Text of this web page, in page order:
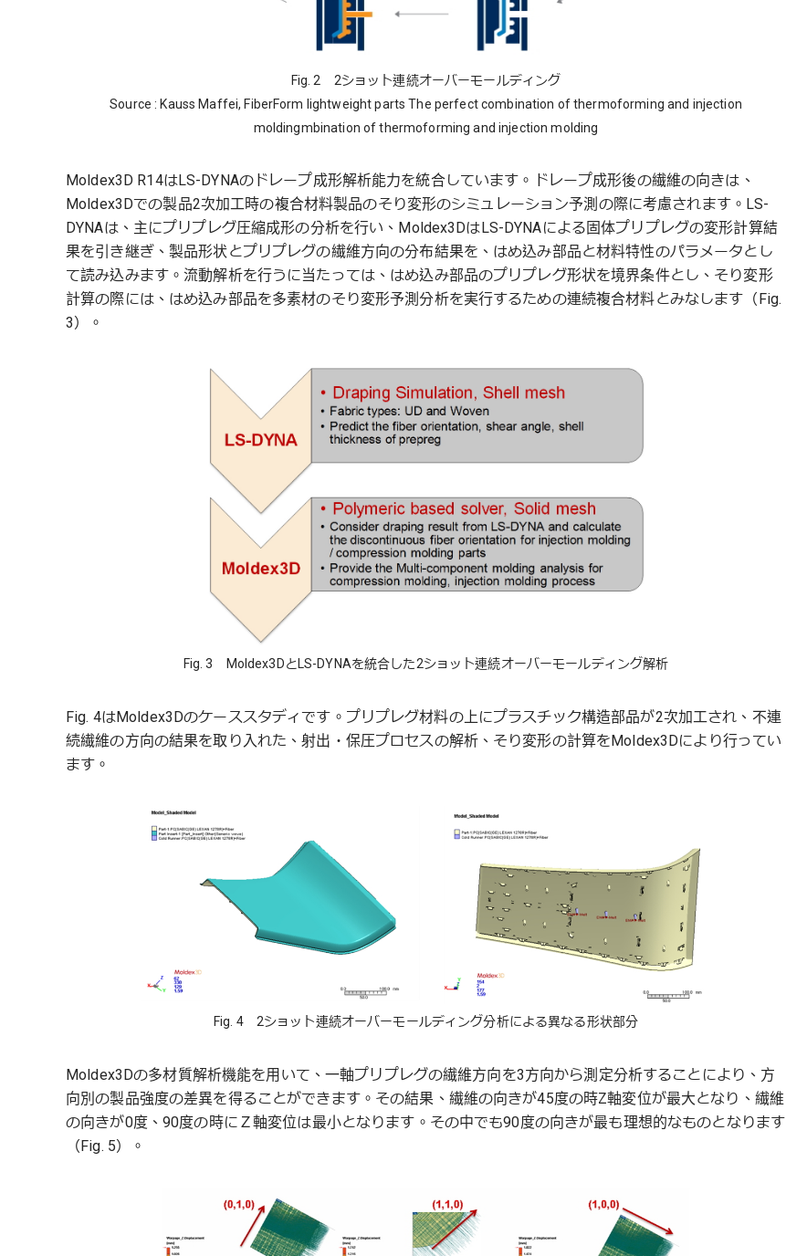
Fig. 2 2ショット連続オーバーモールディング
Source : Kauss Maffei, FiberForm lightweight parts The perfect combination of thermoforming and injection
moldingmbination of thermoforming and injection molding
Moldex3D R14はLS-DYNAのドレープ成形解析能力を統合しています。ドレープ成形後の繊維の向きは、
Moldex3Dでの製品2次加工時の複合材料製品のそり変形のシミュレーション予測の際に考慮されます。LS-
DYNAは、主にプリプレグ圧縮成形の分析を行い、Moldex3DはLS-DYNAによる固体プリプレグの変形計算結
果を引き継ぎ、製品形状とプリプレグの繊維方向の分布結果を、はめ込み部品と材料特性のパラメータとし
て読み込みます。流動解析を行うに当たっては、はめ込み部品のプリプレグ形状を境界条件とし、そり変形
計算の際には、はめ込み部品を多素材のそり変形予測分析を実行するための連続複合材料とみなします（Fig.
3）。
Fig. 3 Moldex3DとLS-DYNAを統合した2ショット連続オーバーモールディング解析
Fig. 4はMoldex3Dのケーススタディです。プリプレグ材料の上にプラスチック構造部品が2次加工され、不連
続繊維の方向の結果を取り入れた、射出・保圧プロセスの解析、そり変形の計算をMoldex3Dにより行ってい
ます。
Fig. 4 2ショット連続オーバーモールディング分析による異なる形状部分
Moldex3Dの多材質解析機能を用いて、一軸プリプレグの繊維方向を3方向から測定分析することにより、方
向別の製品強度の差異を得ることができます。その結果、繊維の向きが45度の時Z軸変位が最大となり、繊維
の向きが0度、90度の時にＺ軸変位は最小となります。その中でも90度の向きが最も理想的なものとなります
（Fig. 5）。